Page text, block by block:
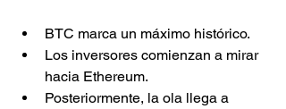
BTC marca un máximo histórico.
Los inversores comienzan a mirar
hacia Ethereum.
Posteriormente, la ola llega a